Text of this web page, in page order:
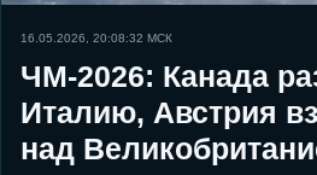
16.05.2026, 20:08:32 МСК
ЧМ-2026: Канада
Италию, Австрия
над